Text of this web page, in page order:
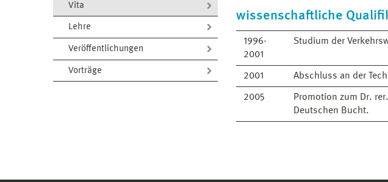
Vita
Lehre
Veröffentlichungen
Vorträge
wissenschaftliche
1996-
2001
Studium der
2001 Abschluss an der
2005
Promotion zum Dr.
Deutschen Bucht.